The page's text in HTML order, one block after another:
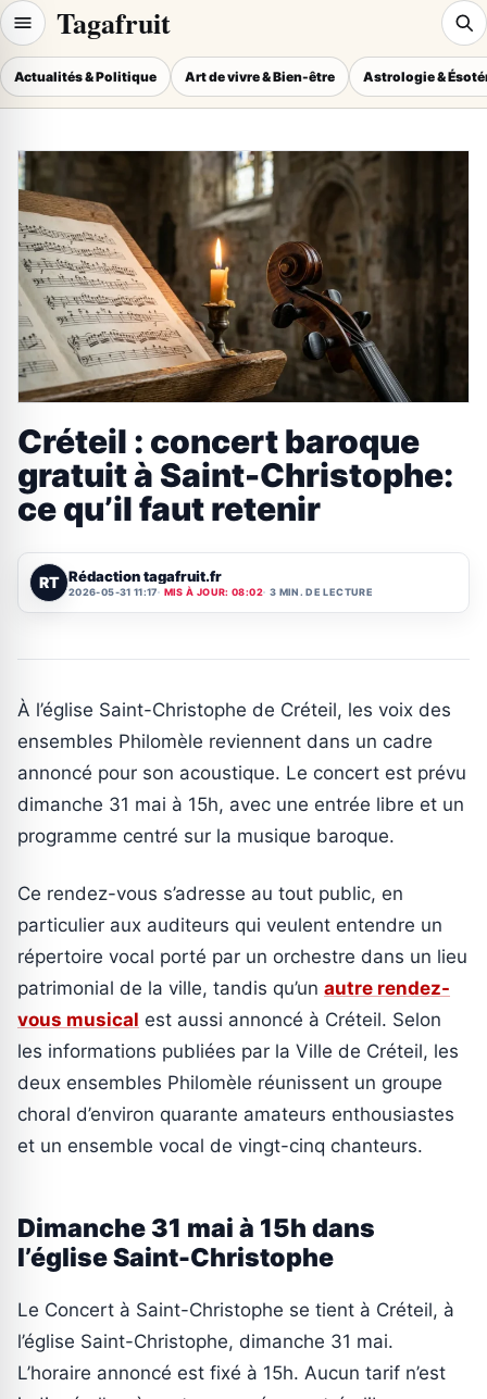
Tagafruit
Actualités & Politique Art de vivre & Bien-être Astrologie &
Créteil : concert baroque
gratuit à Saint-Christophe:
ce qu’il faut retenir
RT Rédaction tagafruit.fr
2026-05-31 11:17 MIS À JOUR: 08:02 3 MIN. DE LECTURE
À l’église Saint-Christophe de Créteil, les voix des
ensembles Philomèle reviennent dans un cadre
annoncé pour son acoustique. Le concert est prévu
dimanche 31 mai à 15h, avec une entrée libre et un
programme centré sur la musique baroque.
Ce rendez-vous s’adresse au tout public, en
particulier aux auditeurs qui veulent entendre un
répertoire vocal porté par un orchestre dans un lieu
patrimonial de la ville, tandis qu’un autre rendez-
vous musical est aussi annoncé à Créteil. Selon
les informations publiées par la Ville de Créteil, les
deux ensembles Philomèle réunissent un groupe
choral d’environ quarante amateurs enthousiastes
et un ensemble vocal de vingt-cinq chanteurs.
Dimanche 31 mai à 15h dans
l’église Saint-Christophe
Le Concert à Saint-Christophe se tient à Créteil, à
l’église Saint-Christophe, dimanche 31 mai.
L’horaire annoncé est fixé à 15h. Aucun tarif n’est